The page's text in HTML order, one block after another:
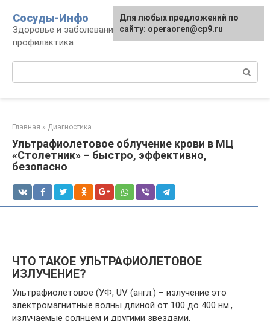
контенту
Сосуды-Инфо
Здоровье и заболевания сосудов и сердца,
профилактика
Главная » Диагностика
Ультрафиолетовое облучение крови в МЦ
«Столетник» – быстро, эффективно,
безопасно
ЧТО ТАКОЕ УЛЬТРАФИОЛЕТОВОЕ
ИЗЛУЧЕНИЕ?
Ультрафиолетовое (УФ, UV (англ.) – излучение это
электромагнитные волны длиной от 100 до 400 нм.,
излучаемые солнцем и другими звездами,
Для любых предложений по
сайту: operaoren@cp9.ru